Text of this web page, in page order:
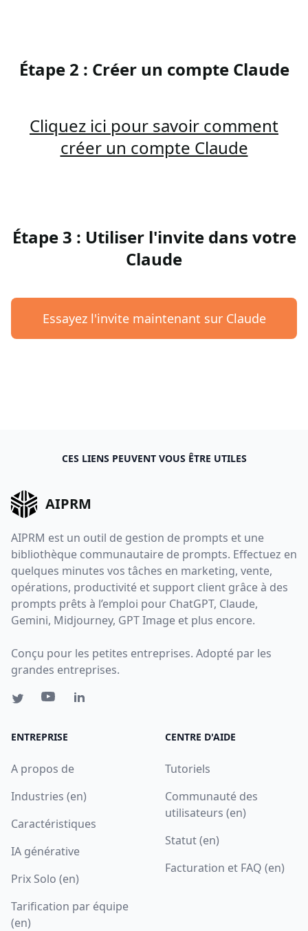
Étape 2 : Créer un compte Claude
Cliquez ici pour savoir comment
créer un compte Claude
Étape 3 : Utiliser l'invite dans votre
Claude
Essayez l'invite maintenant sur Claude
CES LIENS PEUVENT VOUS ÊTRE UTILES
AIPRM
AIPRM est un outil de gestion de prompts et une
bibliothèque communautaire de prompts. Effectuez en
quelques minutes vos tâches en marketing, vente,
opérations, productivité et support client grâce à des
prompts prêts à l’emploi pour ChatGPT, Claude,
Gemini, Midjourney, GPT Image et plus encore.
Conçu pour les petites entreprises. Adopté par les
grandes entreprises.
ENTREPRISE
A propos de
Industries (en)
Caractéristiques
IA générative
Prix Solo (en)
Tarification par équipe
(en)
CENTRE D'AIDE
Tutoriels
Communauté des
utilisateurs (en)
Statut (en)
Facturation et FAQ (en)